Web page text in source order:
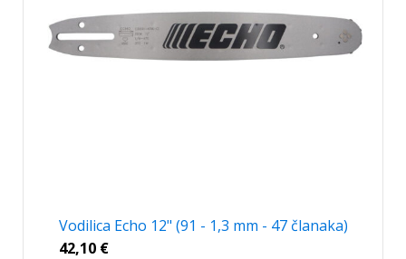
Vodilica Echo 12" (91 - 1,3 mm - 47 članaka)
42,10 €